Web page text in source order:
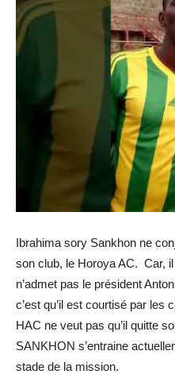
Ibrahima sory Sankhon ne
son club, le Horoya AC. Car,
n’admet pas le président
c’est qu’il est courtisé par les
HAC ne veut pas qu’il quitte
SANKHON s’entraine
stade de la mission.